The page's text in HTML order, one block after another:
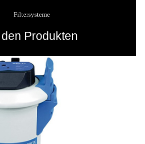
Filtersysteme
Produkten